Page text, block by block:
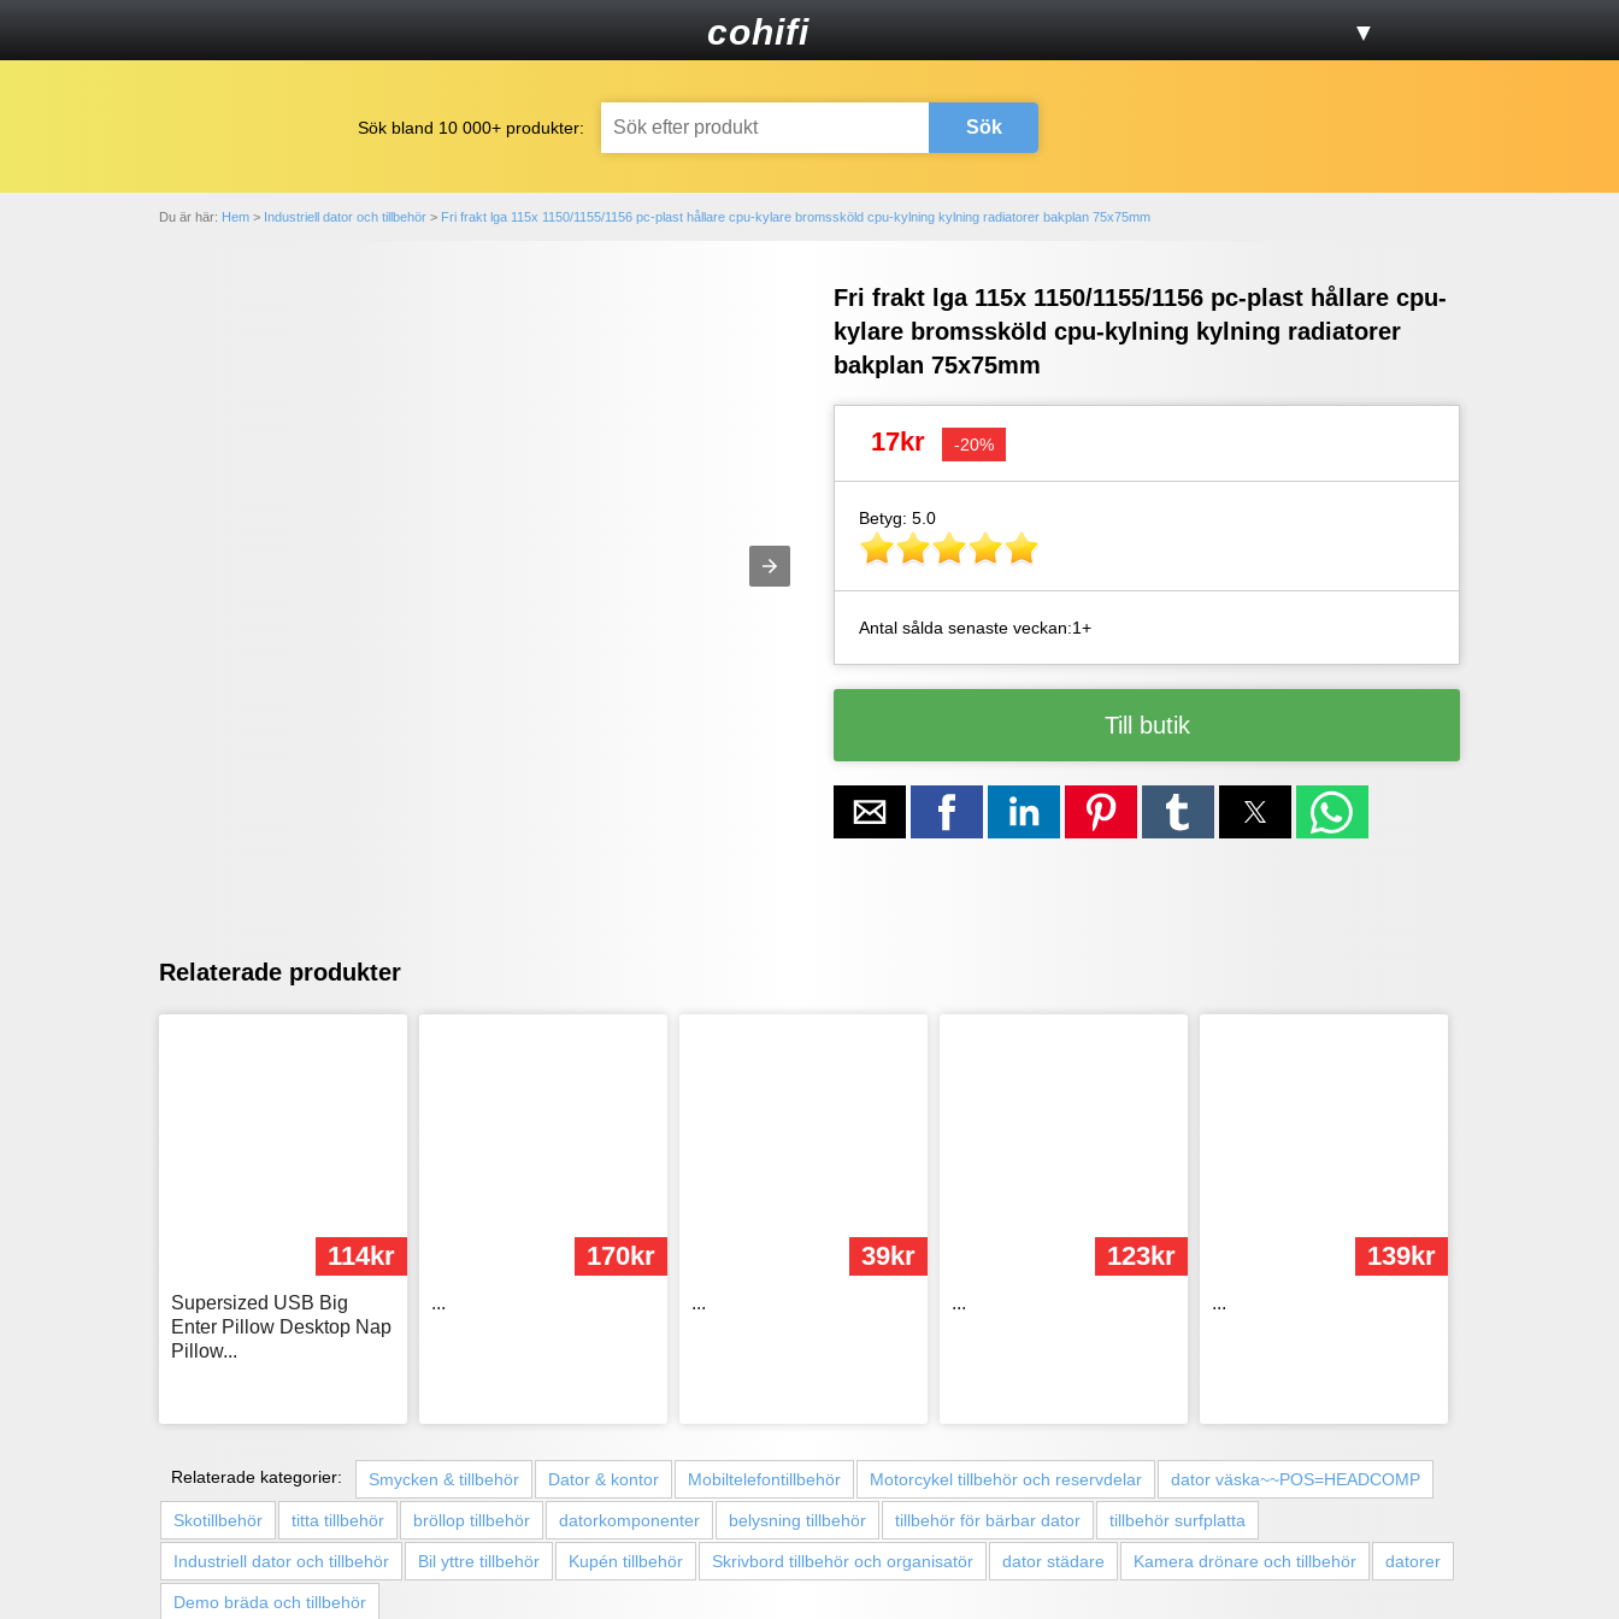
cohifi ▼
Sök bland 10 000+ produkter: Sök
Du är här: Hem > Industriell dator och tillbehör > Fri frakt lga 115x 1150/1155/1156 pc-plast hållare cpu-kylare bromssköld cpu-kylning kylning radiatorer bakplan 75x75mm
Fri frakt lga 115x 1150/1155/1156 pc-plast hållare cpu-
kylare bromssköld cpu-kylning kylning radiatorer
bakplan 75x75mm
17kr -20%
Betyg: 5.0
Antal sålda senaste veckan:1+
Till butik
Relaterade produkter
114kr
Supersized USB Big
Enter Pillow Desktop Nap
Pillow...
170kr
...
39kr
...
123kr
...
139kr
...
Relaterade kategorier: Smycken & tillbehör Dator & kontor Mobiltelefontillbehör Motorcykel tillbehör och reservdelar dator väska~~POS=HEADCOMP
Skotillbehör titta tillbehör bröllop tillbehör datorkomponenter belysning tillbehör tillbehör för bärbar dator tillbehör surfplatta
Industriell dator och tillbehör Bil yttre tillbehör Kupén tillbehör Skrivbord tillbehör och organisatör dator städare Kamera drönare och tillbehör datorer
Demo bräda och tillbehör